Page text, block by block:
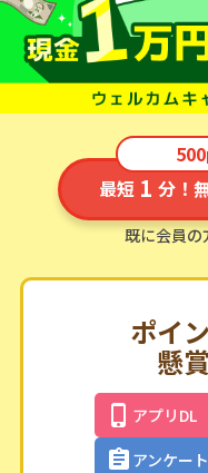
500
最短 1 分！
既に会員の
ポイ
懸
アプリDL
アンケート